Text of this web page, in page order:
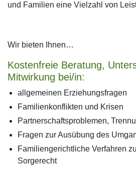
und Familien eine Vielzahl von
Wir bieten Ihnen…
Kostenfreie Beratung,
Mitwirkung bei/in:
allgemeinen Erziehungsfragen
Familienkonflikten und Krisen
Partnerschaftsproblemen,
Fragen zur Ausübung des
Familiengerichtliche Verfahren
Sorgerecht